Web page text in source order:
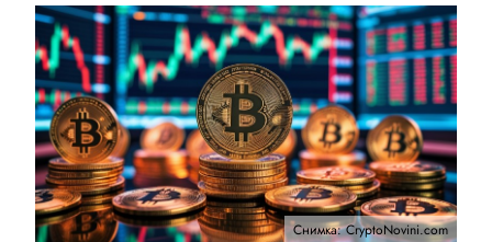
Снимка: CryptoNovini.com